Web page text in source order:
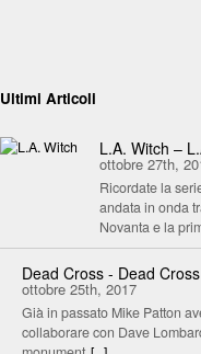
Ultimi Articoli
L.A. Witch –
ottobre 27th,
Ricordate la
andata in onda
Novanta e la
Dead Cross - Dead Cross
ottobre 25th, 2017
Già in passato Mike Patton
collaborare con Dave